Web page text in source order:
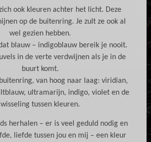
ook kleuren achter het licht. Deze
op de buitenring. Je zult ze ook al
wel gezien hebben.
blauw – indigoblauw bereik je nooit.
in de verte verdwijnen als je in de
buurt komt.
van hoog naar laag: viridian,
ultramarijn, indigo, violet en de
wisseling tussen kleuren.
herhalen – er is veel geduld nodig en
liefde tussen jou en mij – een kleur